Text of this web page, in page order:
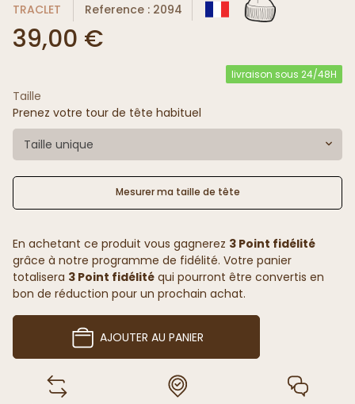
TRACLET Reference : 2094
39,00 €
livraison sous 24/48H
Taille
Prenez votre tour de tête habituel
Taille unique
Mesurer ma taille de tête
En achetant ce produit vous gagnerez 3 Point fidélité
grâce à notre programme de fidélité. Votre panier
totalisera 3 Point fidélité qui pourront être convertis en
bon de réduction pour un prochain achat.
AJOUTER AU PANIER